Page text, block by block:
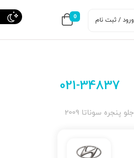
0 ورود / ثبت نام
021-34837
جلو پنجره سوناتا 2009